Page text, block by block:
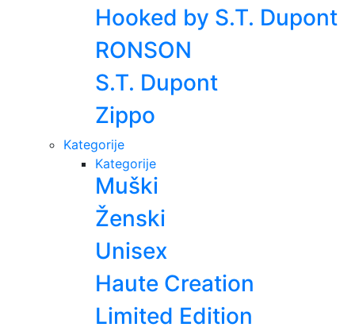
Hooked by S.T. Dupont
RONSON
S.T. Dupont
Zippo
Kategorije
Kategorije
Muški
Ženski
Unisex
Haute Creation
Limited Edition